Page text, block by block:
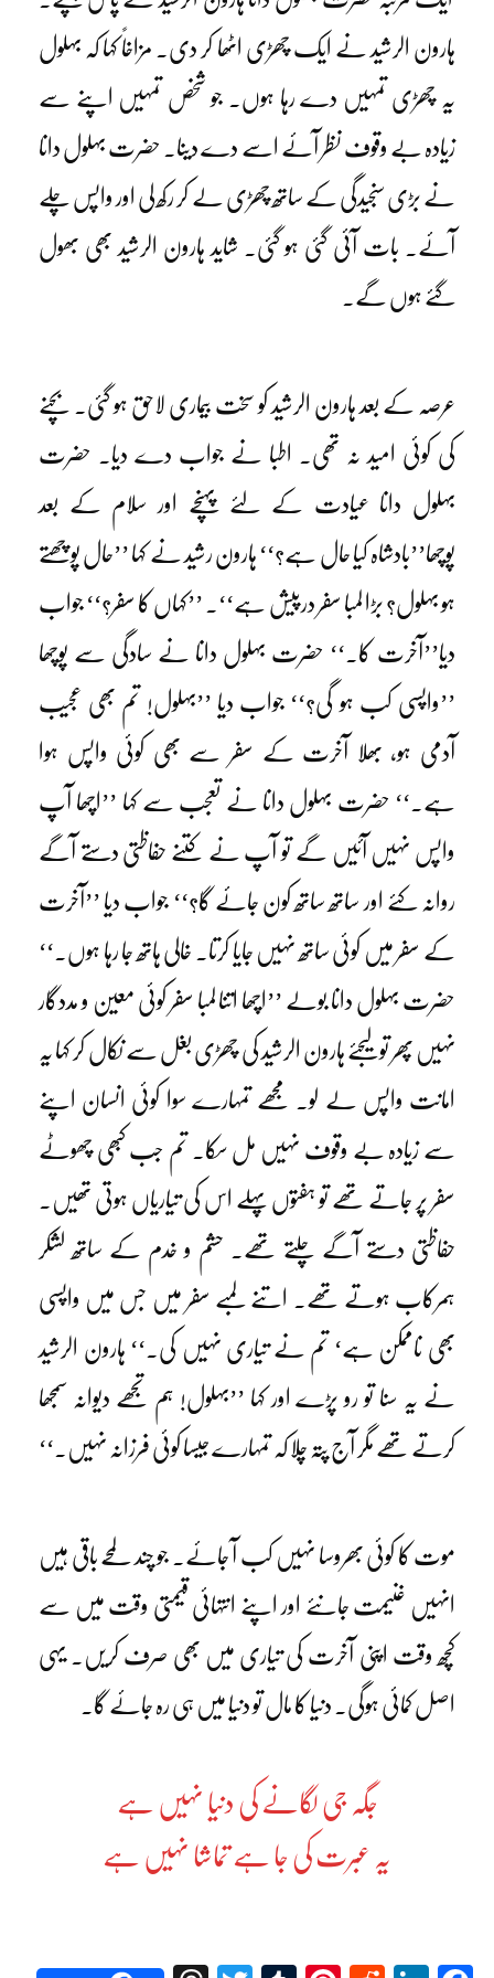
ہارون الرشید نے ایک چھڑی اٹھا کر دی۔ مزاخاً کہا کہ بہلول
یہ چھڑی تمہیں دے رہا ہوں۔ جو شخص تمہیں اپنے سے
زیادہ بے وقوف نظر آئے اسے دے دینا۔ حضرت بہلول دانا
نے بڑی سنجیدگی کے ساتھ چھڑی لے کر رکھ لی اور واپس چلے
آئے۔ بات آئی گئی ہو گئی۔ شاید ہارون الرشید بھی بھول
گئے ہوں گے۔
عرصہ کے بعد ہارون الرشید کو سخت بیماری لاحق ہو گئی۔ بچنے
کی کوئی امید نہ تھی۔ اطبا نے جواب دے دیا۔ حضرت
بہلول دانا عیادت کے لئے پہنچے اور سلام کے بعد
پوچھا’’بادشاہ کیا حال ہے؟‘‘ ہارون رشید نے کہا ’’حال پوچھتے
ہو بہلول؟ بڑا لمبا سفر درپیش ہے‘‘۔ ’’کہاں کا سفر؟‘‘ جواب
دیا’’آخرت کا۔‘‘ حضرت بہلول دانا نے سادگی سے پوچھا
’’واپسی کب ہو گی؟‘‘ جواب دیا ’’بہلول! تم بھی عجیب
آدمی ہو، بھلا آخرت کے سفر سے بھی کوئی واپس ہوا
ہے۔‘‘ حضرت بہلول دانا نے تعجب سے کہا ’’اچھا آپ
واپس نہیں آئیں گے تو آپ نے کتنے حفاظتی دستے آگے
روانہ کئے اور ساتھ ساتھ کون جائے گا؟‘‘ جواب دیا ’’آخرت
کے سفر میں کوئی ساتھ نہیں جایا کرتا۔ خالی ہاتھ جا رہا ہوں۔‘‘
حضرت بہلول دانا بولے ’’اچھا اتنا لمبا سفر کوئی معین و مددگار
نہیں پھر تو لیجئے ہارون الرشید کی چھڑی بغل سے نکال کر کہا یہ
امانت واپس لے لو۔ مجھے تمہارے سوا کوئی انسان اپنے
سے زیادہ بے وقوف نہیں مل سکا۔ تم جب کبھی چھوٹے
سفر پر جاتے تھے تو ہفتوں پہلے اس کی تیاریاں ہوتی تھیں۔
حفاظتی دستے آگے چلتے تھے۔ حشم و خدم کے ساتھ لشکر
ہمرکاب ہوتے تھے۔ اتنے لمبے سفر میں جس میں واپسی
بھی ناممکن ہے‘ تم نے تیاری نہیں کی۔‘‘ ہارون الرشید
نے یہ سنا تو رو پڑے اور کہا ’’بہلول! ہم تجھے دیوانہ سمجھا
کرتے تھے مگر آج پتہ چلا کہ تمہارے جیسا کوئی فرزانہ نہیں۔‘‘
موت کا کوئی بھروسا نہیں کب آ جائے۔ جو چند لمحے باقی ہیں
انہیں غنیمت جانئے اور اپنے انتہائی قیمتی وقت میں سے
کچھ وقت اپنی آخرت کی تیاری میں بھی صرف کریں۔ یہی
اصل کمائی ہوگی۔ دنیا کا مال تو دنیا میں ہی رہ جائے گا۔
جگہ جی لگانے کی دنیا نہیں ہے
یہ عبرت کی جا ہے تماشا نہیں ہے